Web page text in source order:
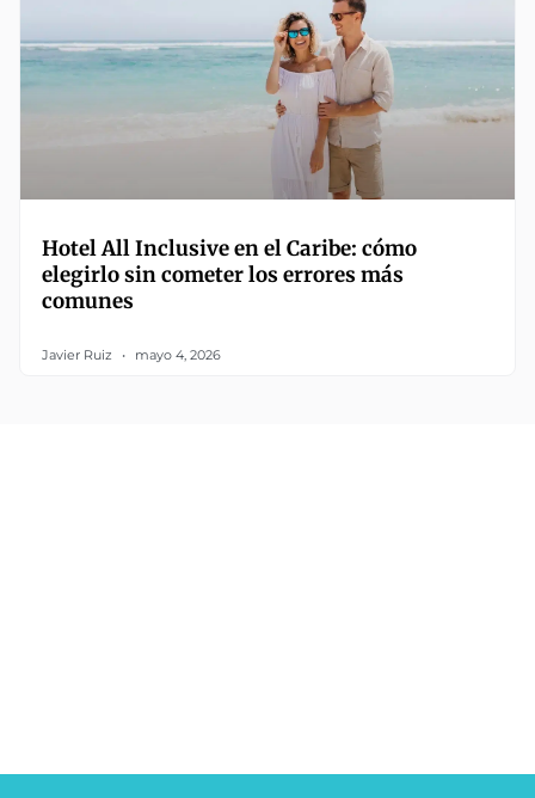
Hotel All Inclusive en el Caribe: cómo
elegirlo sin cometer los errores más
comunes
Javier Ruiz mayo 4, 2026